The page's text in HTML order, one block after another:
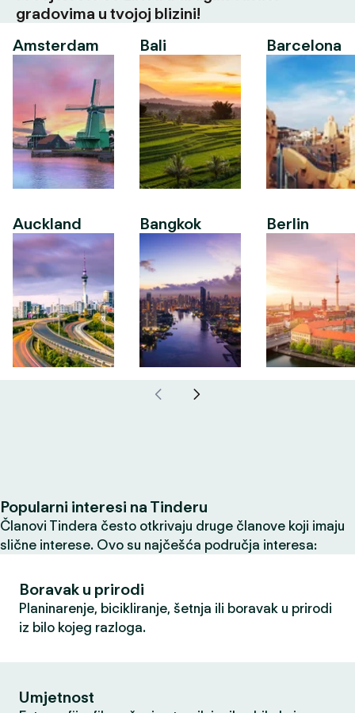
gradovima u tvojoj blizini!
Amsterdam
Auckland
Bali
Bangkok
Barcelona
Berlin
Popularni interesi na Tinderu
Članovi Tindera često otkrivaju druge članove koji imaju
slične interese. Ovo su najčešća područja interesa:
Boravak u prirodi
Planinarenje, bicikliranje, šetnja ili boravak u prirodi
iz bilo kojeg razloga.
Umjetnost